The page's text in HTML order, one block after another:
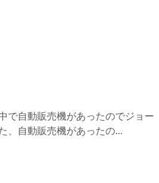
で自動販売機があったのでジョー
、自動販売機があったの...